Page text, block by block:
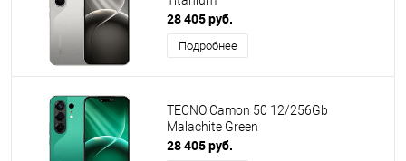
28 405 руб.
Подробнее
TECNO Camon 50 12/256Gb
Malachite Green
28 405 руб.